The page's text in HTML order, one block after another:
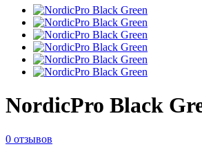
NordicPro Black
0 отзывов